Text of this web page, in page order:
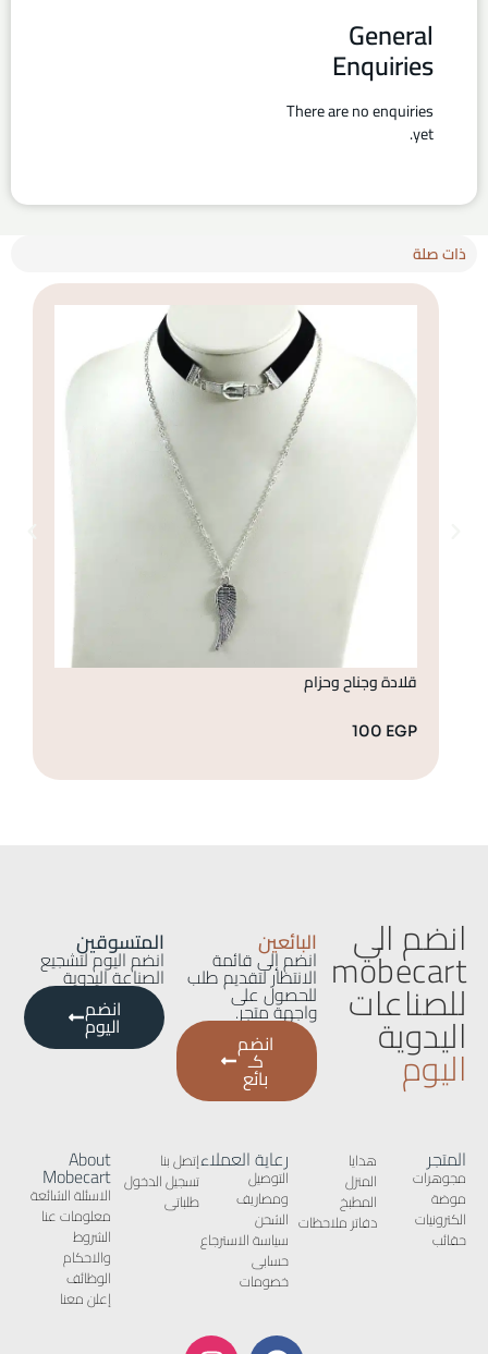
General
Enquiries
There are no enquiries
yet.
ذات صلة
قلادة وجناح وحزام
100 EGP
انضم الي
mobecart
للصناعات
اليدوية
اليوم
البائعين
انضم إلى قائمة
الانتظار لتقديم طلب
للحصول على
واجهة متجر.
انضم
كـ
بائع
المتسوقين
انضم اليوم لتشجيع
الصناعة اليدوية
انضم
اليوم
المتجر
مجوهرات
موضة
الكترونيات
حقائب
هدايا
المنزل
المطبخ
دفاتر ملاحظات
رعاية العملاء
التوصيل
ومصاريف
الشحن
سياسة الاسترجاع
حسابى
خصومات
إتصل بنا
تسجيل الدخول
طلباتى
About
Mobecart
الاسئلة الشائعة
معلومات عنا
الشروط
والاحكام
الوظائف
إعلن معنا